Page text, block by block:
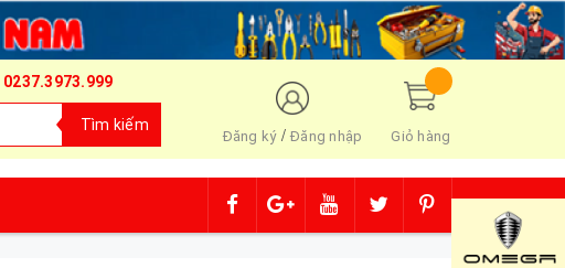
0237.3973.999
Tìm kiếm
Đăng ký/Đăng nhập Giỏ hàng